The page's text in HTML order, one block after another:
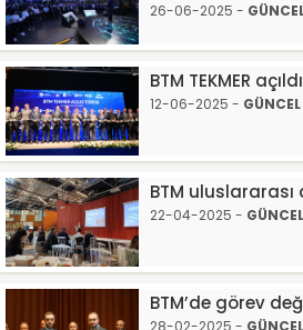
26-06-2025 -
BTM TEKMER açıldı
12-06-2025 - GÜNCEL
BTM
22-04-2025 - GÜNCEL
BTM’de görev
28-02-2025 - GÜNCEL